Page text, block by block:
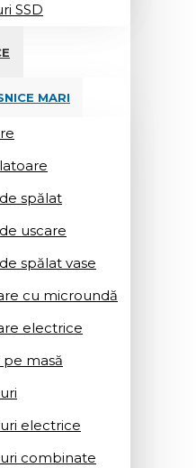
SSD
MARI
spălat
uscare
spălat vase
cu microundă
electrice
pe masă
electrice
combinate